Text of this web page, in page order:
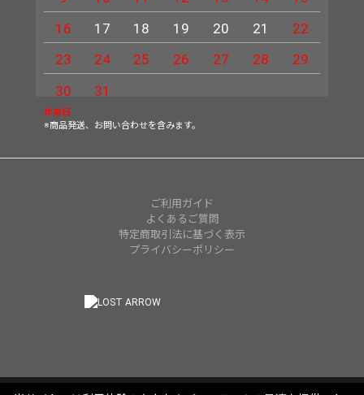
16
17 18 19 20 21
22
23
24 25 26 27 28
29
30
31
休業日
※商品発送、お問い合わせを含みます。
ご利用ガイド
よくあるご質問
特定商取引法に基づく表示
プライバシーポリシー